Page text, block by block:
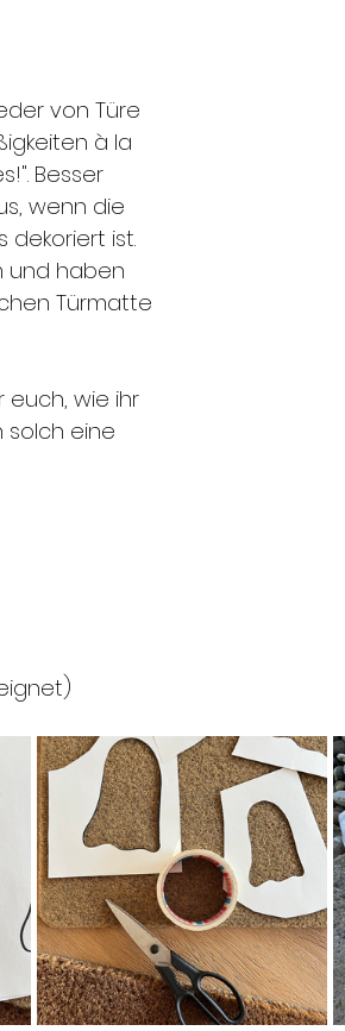
von Türe
à la
Besser
wenn die
dekoriert ist.
und haben
Türmatte
euch, wie ihr
solch eine